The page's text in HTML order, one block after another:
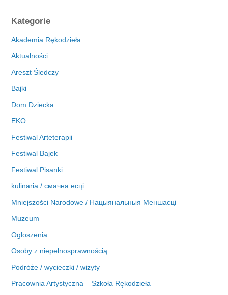
c
h
i
a
Kategorie
Akademia Rękodzieła
Aktualności
Areszt Śledczy
Bajki
Dom Dziecka
EKO
Festiwal Arteterapii
Festiwal Bajek
Festiwal Pisanki
kulinaria / смачна есці
Mniejszości Narodowe / Нацыянальныя Меншасці
Muzeum
Ogłoszenia
Osoby z niepełnosprawnością
Podróże / wycieczki / wizyty
Pracownia Artystyczna – Szkoła Rękodzieła